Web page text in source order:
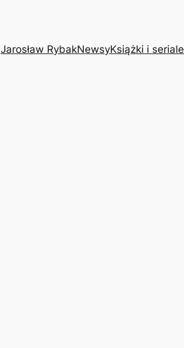
Jarosław RybakNewsyKsiążki i seriale